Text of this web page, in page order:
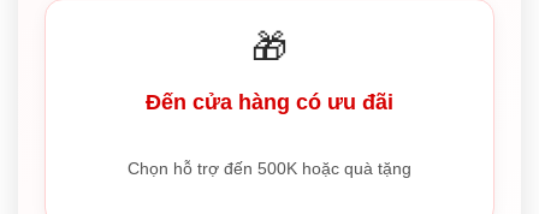
🎁
Đến cửa hàng có ưu đãi
Chọn hỗ trợ đến 500K hoặc quà tặng